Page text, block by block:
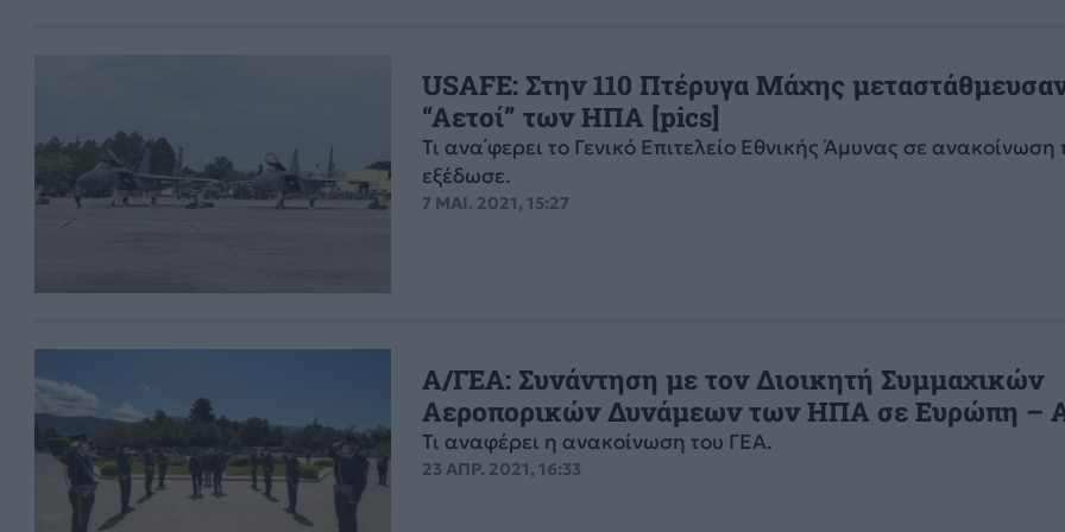
USAFE: Στην 110 Πτέρυγα Μάχης
“Αετοί” των ΗΠΑ [pics]
Τι ανα΄φερει το Γενικό Επιτελείο Εθνικής Άμυνας σε ανακοίνωση
εξέδωσε.
7 ΜΑΙ. 2021, 15:27
Α/ΓΕΑ: Συνάντηση με τον Διοικητή Συμμαχικών
Αεροπορικών Δυνάμεων των ΗΠΑ σε Ευρώπη –
Τι αναφέρει η ανακοίνωση του ΓΕΑ.
23 ΑΠΡ. 2021, 16:33